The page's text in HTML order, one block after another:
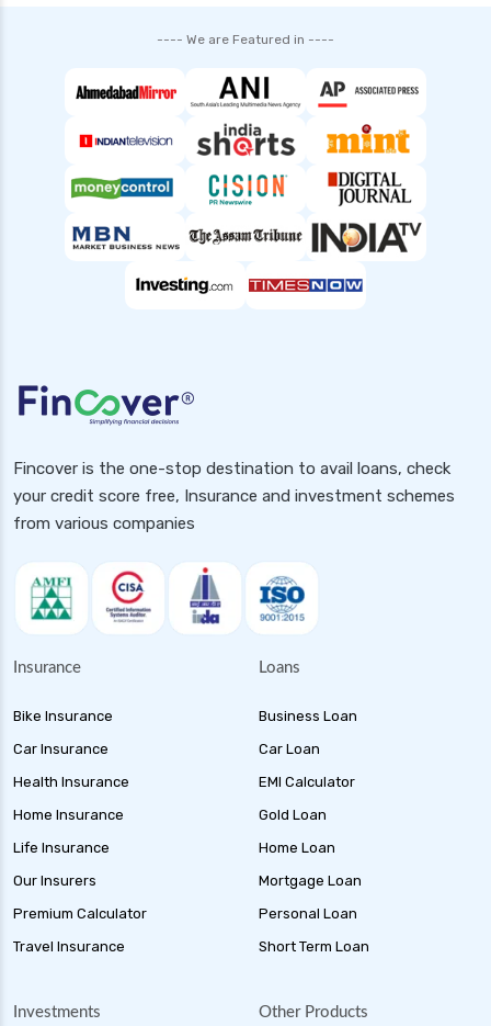
---- We are Featured in ----
Fincover is the one-stop destination to avail loans, check
your credit score free, Insurance and investment schemes
from various companies
Insurance
Bike Insurance
Car Insurance
Health Insurance
Home Insurance
Life Insurance
Our Insurers
Premium Calculator
Travel Insurance
Loans
Business Loan
Car Loan
EMI Calculator
Gold Loan
Home Loan
Mortgage Loan
Personal Loan
Short Term Loan
Investments Other Products